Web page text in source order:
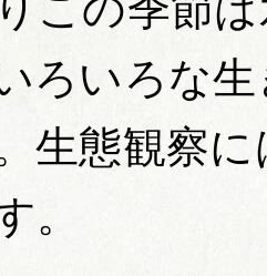
ろいろな
生態観察
。